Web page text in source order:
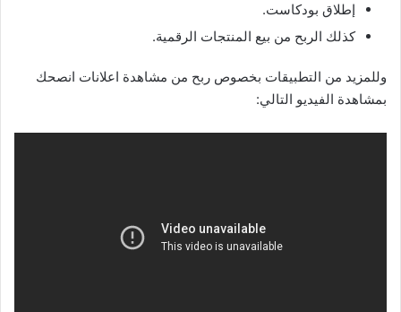
إطلاق بودكاست.
كذلك الربح من بيع المنتجات الرقمية.
وللمزيد من التطبيقات بخصوص ربح من مشاهدة اعلانات انصحك
بمشاهدة الفيديو التالي: